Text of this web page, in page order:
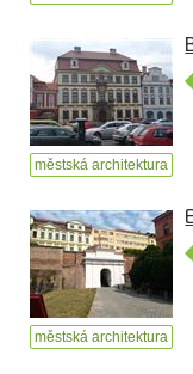
městská architektura
městská architektura